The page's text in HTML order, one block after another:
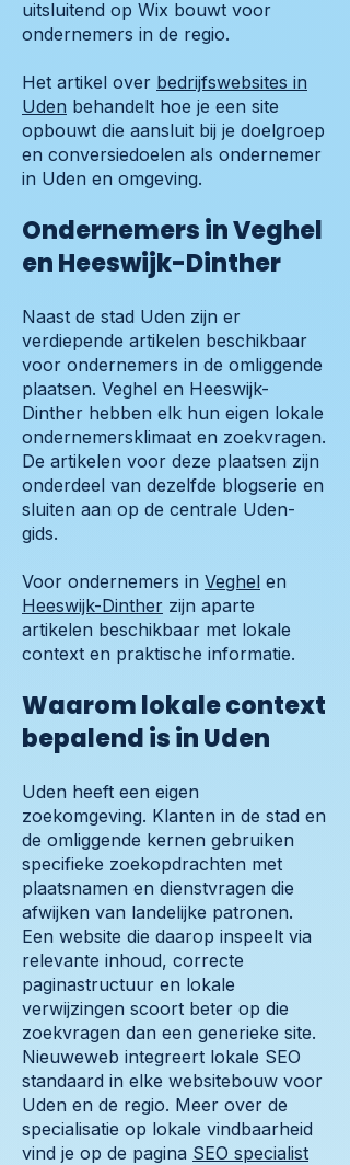
uitsluitend op Wix bouwt voor
ondernemers in de regio.
Het artikel over bedrijfswebsites in
Uden behandelt hoe je een site
opbouwt die aansluit bij je doelgroep
en conversiedoelen als ondernemer
in Uden en omgeving.
Ondernemers in Veghel
en Heeswijk-Dinther
Naast de stad Uden zijn er
verdiepende artikelen beschikbaar
voor ondernemers in de omliggende
plaatsen. Veghel en Heeswijk-
Dinther hebben elk hun eigen lokale
ondernemersklimaat en zoekvragen.
De artikelen voor deze plaatsen zijn
onderdeel van dezelfde blogserie en
sluiten aan op de centrale Uden-
gids.
Voor ondernemers in Veghel en
Heeswijk-Dinther zijn aparte
artikelen beschikbaar met lokale
context en praktische informatie.
Waarom lokale context
bepalend is in Uden
Uden heeft een eigen
zoekomgeving. Klanten in de stad en
de omliggende kernen gebruiken
specifieke zoekopdrachten met
plaatsnamen en dienstvragen die
afwijken van landelijke patronen.
Een website die daarop inspeelt via
relevante inhoud, correcte
paginastructuur en lokale
verwijzingen scoort beter op die
zoekvragen dan een generieke site.
Nieuweweb integreert lokale SEO
standaard in elke websitebouw voor
Uden en de regio. Meer over de
specialisatie op lokale vindbaarheid
vind je op de pagina SEO specialist